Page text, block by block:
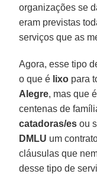
organizações se
eram previstas
serviços que as
Agora, esse tipo
o que é lixo para
Alegre, mas que
centenas de
catadoras/es ou
DMLU um
cláusulas que
desse tipo de